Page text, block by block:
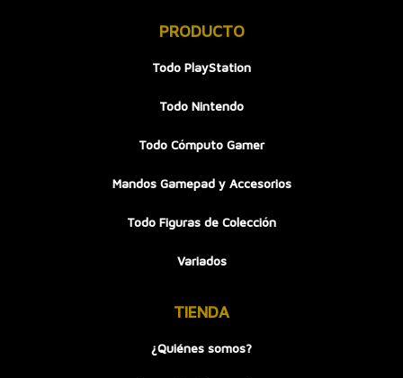
PRODUCTO
Todo PlayStation
Todo Nintendo
Todo Cómputo Gamer
Mandos Gamepad y Accesorios
Todo Figuras de Colección
Variados
TIENDA
¿Quiénes somos?